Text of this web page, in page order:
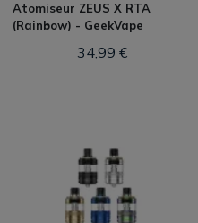
Atomiseur ZEUS X RTA
(Rainbow) - GeekVape
34,99 €